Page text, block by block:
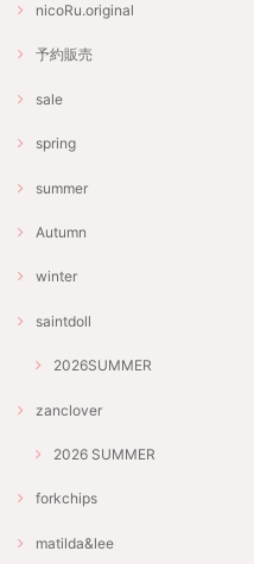
nicoRu.original
予約販売
sale
spring
summer
Autumn
winter
saintdoll
2026SUMMER
zanclover
2026 SUMMER
forkchips
matilda&lee